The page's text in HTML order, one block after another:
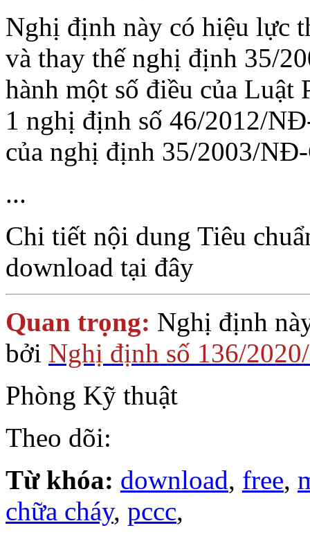
Nghị định này có hiệu lực
và thay thế nghị định 35/
hành một số điều của Luật
1 nghị định số 46/2012/
của nghị định 35/2003/NĐ-
...
Chi tiết nội dung Tiêu
download tại đây
Quan trọng: Nghị định
bởi Nghị định số 136/
Phòng Kỹ thuật
Theo dõi:
Từ khóa: download, free,
chữa cháy, pccc,